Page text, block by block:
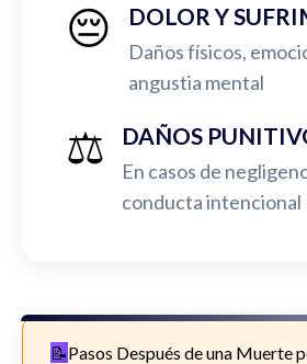
😔 DOLOR Y
Daños físicos,
angustia mental
⚖️ DAÑOS
En casos de
conducta intencional
Pasos Después de una Muerte